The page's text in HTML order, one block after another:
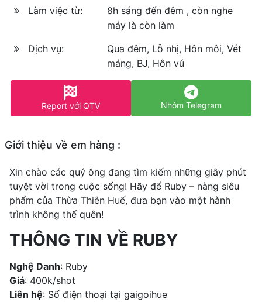
Làm việc từ:
8h sáng đến đêm , còn nghe
máy là còn làm
Dịch vụ:
Qua đêm, Lỗ nhị, Hôn môi, Vét
máng, BJ, Hôn vú
Report với QTV Nhóm Telegram
Giới thiệu về em hàng :
Xin chào các quý ông đang tìm kiếm những giây phút
tuyệt vời trong cuộc sống! Hãy để Ruby – nàng siêu
phẩm của Thừa Thiên Huế, đưa bạn vào một hành
trình không thể quên!
THÔNG TIN VỀ RUBY
Nghệ Danh: Ruby
Giá: 400k/shot
Liên hệ: Số điện thoại tại gaigoihue